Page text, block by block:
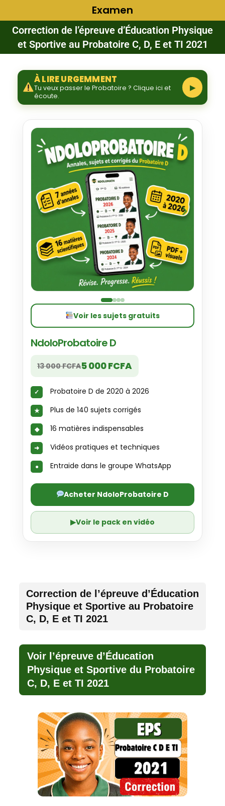
Examen
Correction de l’épreuve d’Éducation Physique
et Sportive au Probatoire C, D, E et TI 2021
À LIRE URGEMMENT
Tu veux passer le Probatoire ? Clique ici et
écoute.
▶
‹ ›
Voir les sujets gratuits
NdoloProbatoire D
13 000 FCFA5 000 FCFA
Probatoire D de 2020 à 2026
Plus de 140 sujets corrigés
16 matières indispensables
Vidéos pratiques et techniques
Entraide dans le groupe WhatsApp
Acheter NdoloProbatoire D
▶Voir le pack en vidéo
Correction de l’épreuve d’Éducation
Physique et Sportive au Probatoire
C, D, E et TI 2021
Voir l’épreuve d’Éducation
Physique et Sportive du Probatoire
C, D, E et TI 2021